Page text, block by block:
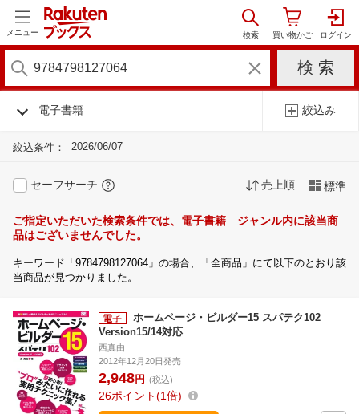
メニュー
電子書籍 絞込み
絞込条件： 2026/06/07
セーフサーチ 売上順 標準
ご指定いただいた検索条件では、電子書籍 ジャンル内に該当商
品はございませんでした。
キーワード「9784798127064」の場合、「全商品」にて以下のとおり該
当商品が見つかりました。
ホームページ・ビルダー15 スパテク102
Version15/14対応
西真由
2012年12月20日発売
2,948円 (税込)
26ポイント 1倍